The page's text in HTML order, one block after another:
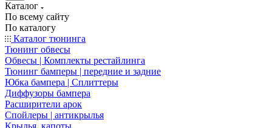
Каталог
По всему сайту
По каталогу
Каталог тюнинга
Тюнинг обвесы
Обвесы | Комплекты рестайлинга
Тюнинг бамперы | передние и задние
Юбка бампера | Сплиттеры
Диффузоры бампера
Расширители арок
Спойлеры | антикрылья
Крылья, капоты